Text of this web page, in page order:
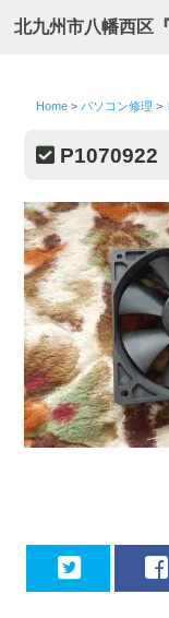
北九州市八幡西区
Home > パソコン修理 >
P1070922